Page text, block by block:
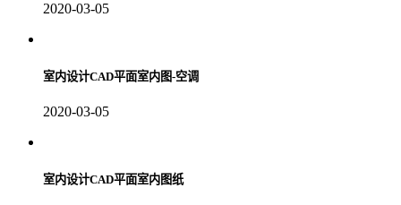
2020-03-05
室内设计CAD平面室内图-空调
2020-03-05
室内设计CAD平面室内图纸